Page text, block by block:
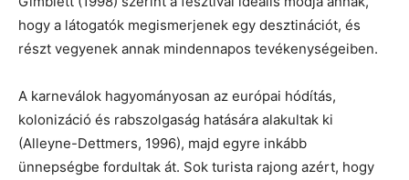
hogy a látogatók megismerjenek egy desztinációt, és
részt vegyenek annak mindennapos tevékenységeiben.
A karneválok hagyományosan az európai hódítás,
kolonizáció és rabszolgaság hatására alakultak ki
(Alleyne-Dettmers, 1996), majd egyre inkább
ünnepségbe fordultak át. Sok turista rajong azért, hogy